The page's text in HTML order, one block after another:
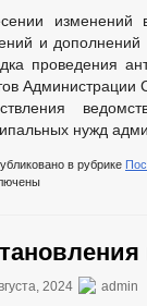
изменений
и
проведения
Администрации
нужд
в рубрике
2024 admin